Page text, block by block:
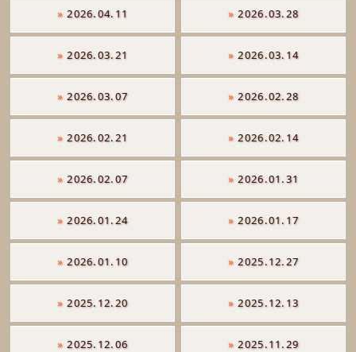
» 2026.04.11 » 2026.03.28
» 2026.03.21 » 2026.03.14
» 2026.03.07 » 2026.02.28
» 2026.02.21 » 2026.02.14
» 2026.02.07 » 2026.01.31
» 2026.01.24 » 2026.01.17
» 2026.01.10 » 2025.12.27
» 2025.12.20 » 2025.12.13
» 2025.12.06 » 2025.11.29